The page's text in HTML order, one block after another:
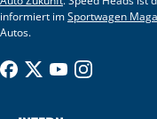
informiert imSportwagen
Autos.